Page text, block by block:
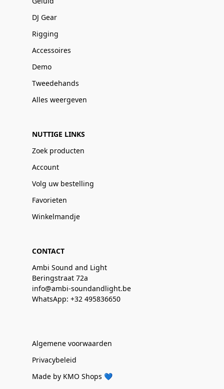
DJ Gear
Rigging
Accessoires
Demo
Tweedehands
Alles weergeven
NUTTIGE LINKS
Zoek producten
Account
Volg uw bestelling
Favorieten
Winkelmandje
CONTACT
Ambi Sound and Light
Beringstraat 72a
info@ambi-soundandlight.be
WhatsApp: +32 495836650
Algemene voorwaarden
Privacybeleid
Made by KMO Shops 💙